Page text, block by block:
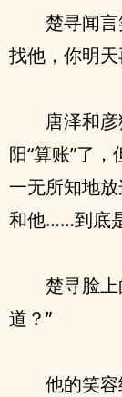
楚寻闻
找他，你明
唐泽和
阳“算账”了
一无所知地
和他……到底
楚寻脸
道？”
他的笑